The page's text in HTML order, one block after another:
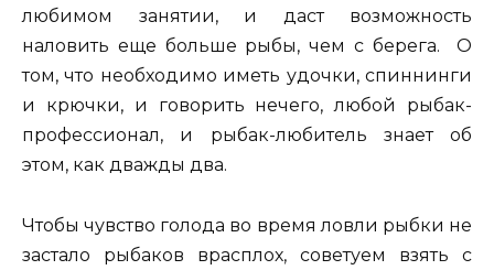
любимом занятии, и даст возможность
наловить еще больше рыбы, чем с берега. О
том, что необходимо иметь удочки, спиннинги
и крючки, и говорить нечего, любой рыбак-
профессионал, и рыбак-любитель знает об
этом, как дважды два.
Чтобы чувство голода во время ловли рыбки не
застало рыбаков врасплох, советуем взять с